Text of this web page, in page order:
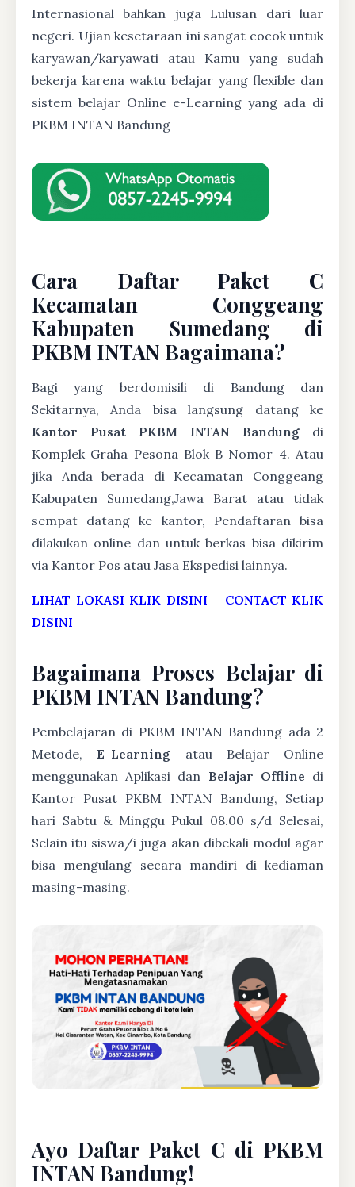
Internasional bahkan juga Lulusan dari luar
negeri. Ujian kesetaraan ini sangat cocok untuk
karyawan/karyawati atau Kamu yang sudah
bekerja karena waktu belajar yang flexible dan
sistem belajar Online e-Learning yang ada di
PKBM INTAN Bandung
Cara Daftar Paket C
Kecamatan Conggeang
Kabupaten Sumedang di
PKBM INTAN Bagaimana?
Bagi yang berdomisili di Bandung dan
Sekitarnya, Anda bisa langsung datang ke
Kantor Pusat PKBM INTAN Bandung di
Komplek Graha Pesona Blok B Nomor 4. Atau
jika Anda berada di Kecamatan Conggeang
Kabupaten Sumedang,Jawa Barat atau tidak
sempat datang ke kantor, Pendaftaran bisa
dilakukan online dan untuk berkas bisa dikirim
via Kantor Pos atau Jasa Ekspedisi lainnya.
LIHAT LOKASI KLIK DISINI – CONTACT KLIK
DISINI
Bagaimana Proses Belajar di
PKBM INTAN Bandung?
Pembelajaran di PKBM INTAN Bandung ada 2
Metode,E-Learning atau Belajar Online
menggunakan Aplikasi dan Belajar Offline di
Kantor Pusat PKBM INTAN Bandung, Setiap
hari Sabtu & Minggu Pukul 08.00 s/d Selesai,
Selain itu siswa/i juga akan dibekali modul agar
bisa mengulang secara mandiri di kediaman
masing-masing.
Ayo Daftar Paket C di PKBM
INTAN Bandung!